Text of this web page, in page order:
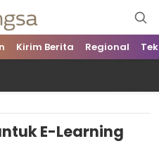
Kirim Berita Regional
E-Learning